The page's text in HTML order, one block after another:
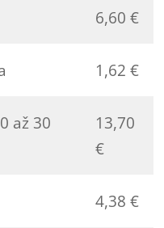
6,60 €
1,62 €
až 30
13,70
€
4,38 €